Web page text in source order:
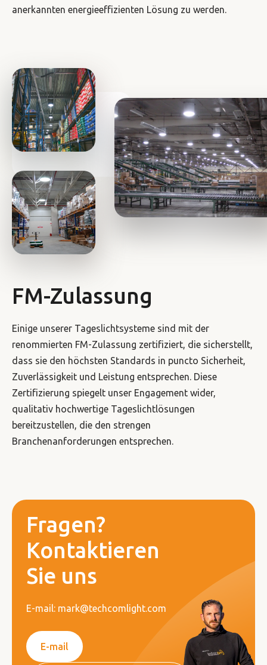
anerkannten energieeffizienten Lösung zu werden.
FM-Zulassung
Einige unserer Tageslichtsysteme sind mit der
renommierten FM-Zulassung zertifiziert, die sicherstellt,
dass sie den höchsten Standards in puncto Sicherheit,
Zuverlässigkeit und Leistung entsprechen. Diese
Zertifizierung spiegelt unser Engagement wider,
qualitativ hochwertige Tageslichtlösungen
bereitzustellen, die den strengen
Branchenanforderungen entsprechen.
Fragen?
Kontaktieren
Sie uns
E-mail: mark@techcomlight.com
E-mail